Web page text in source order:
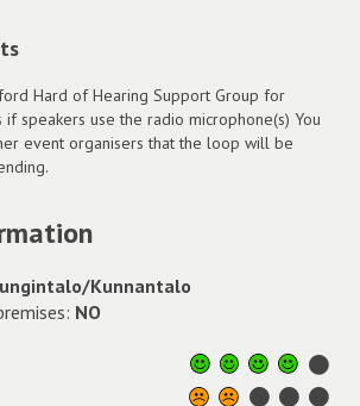
Hard of Hearing Support Group for
if speakers use the radio microphone(s) You
event organisers that the loop will be
Kunnantalo
NO